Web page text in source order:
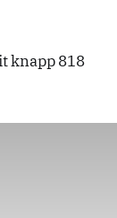
knapp 818